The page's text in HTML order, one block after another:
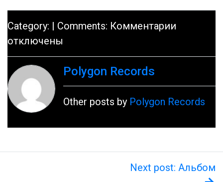
Category: | Comments: Комментарии
Cингл
видео
отключены
Polygon Records
Other posts by Polygon Records
Next post: Альбом